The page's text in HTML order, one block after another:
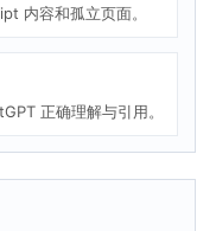
内容和孤立页面。
正确理解与引用。